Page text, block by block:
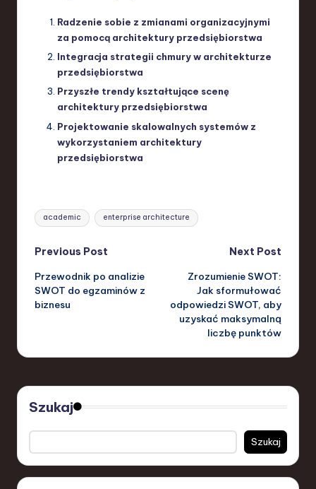
Radzenie sobie z zmianami organizacyjnymi
za pomocą architektury przedsiębiorstwa
Integracja strategii chmury w architekturze
przedsiębiorstwa
Przyszłe trendy kształtujące scenę
architektury przedsiębiorstwa
Projektowanie skalowalnych systemów z
wykorzystaniem architektury
przedsiębiorstwa
Tags:
academic enterprise architecture
Post
navigation
Previous Post
Przewodnik po analizie
SWOT do egzaminów z
biznesu
Next Post
Zrozumienie SWOT:
Jak sformułować
odpowiedzi SWOT, aby
uzyskać maksymalną
liczbę punktów
Szukaj
Szukaj